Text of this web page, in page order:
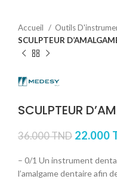
Accueil Outils
SCULPTEUR
SCULPTEUR
36.000TND 22.000
– 0/1 Un instrument
l’amalgame dentaire afin